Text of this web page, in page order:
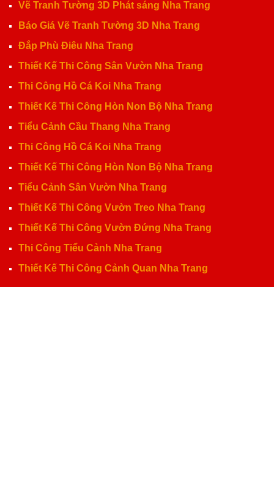
Vẽ Tranh Tường 3D Phát sáng Nha Trang
Báo Giá Vẽ Tranh Tường 3D Nha Trang
Đắp Phù Điêu Nha Trang
Thiết Kế Thi Công Sân Vườn Nha Trang
Thi Công Hồ Cá Koi Nha Trang
Thiết Kế Thi Công Hòn Non Bộ Nha Trang
Tiểu Cảnh Cầu Thang Nha Trang
Thi Công Hồ Cá Koi Nha Trang
Thiết Kế Thi Công Hòn Non Bộ Nha Trang
Tiểu Cảnh Sân Vườn Nha Trang
Thiết Kế Thi Công Vườn Treo Nha Trang
Thiết Kế Thi Công Vườn Đứng Nha Trang
Thi Công Tiểu Cảnh Nha Trang
Thiết Kế Thi Công Cảnh Quan Nha Trang